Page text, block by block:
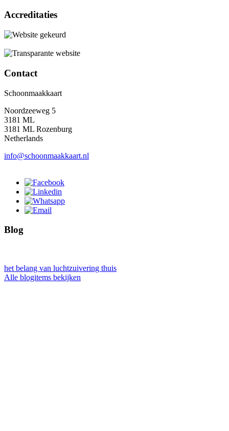
Accreditaties
Contact
Schoonmaakkaart
Noordzeeweg 5
3181 ML
3181 ML Rozenburg
Netherlands
info@schoonmaakkaart.nl
Blog
het belang van luchtzuivering thuis
Alle blogitems bekijken